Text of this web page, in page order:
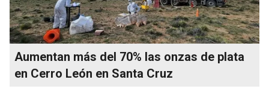
Aumentan más del 70% las onzas de plata
en Cerro León en Santa Cruz